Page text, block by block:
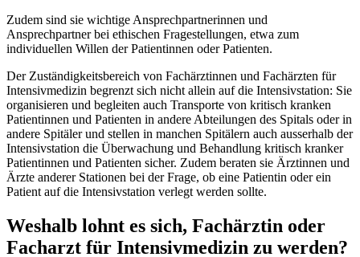
Zudem sind sie wichtige Ansprechpartnerinnen und
Ansprechpartner bei ethischen Fragestellungen, etwa zum
individuellen Willen der Patientinnen oder Patienten.
Der Zuständigkeitsbereich von Fachärztinnen und Fachärzten für
Intensivmedizin begrenzt sich nicht allein auf die Intensivstation: Sie
organisieren und begleiten auch Transporte von kritisch kranken
Patientinnen und Patienten in andere Abteilungen des Spitals oder in
andere Spitäler und stellen in manchen Spitälern auch ausserhalb der
Intensivstation die Überwachung und Behandlung kritisch kranker
Patientinnen und Patienten sicher. Zudem beraten sie Ärztinnen und
Ärzte anderer Stationen bei der Frage, ob eine Patientin oder ein
Patient auf die Intensivstation verlegt werden sollte.
Weshalb lohnt es sich, Fachärztin oder
Facharzt für Intensivmedizin zu werden?